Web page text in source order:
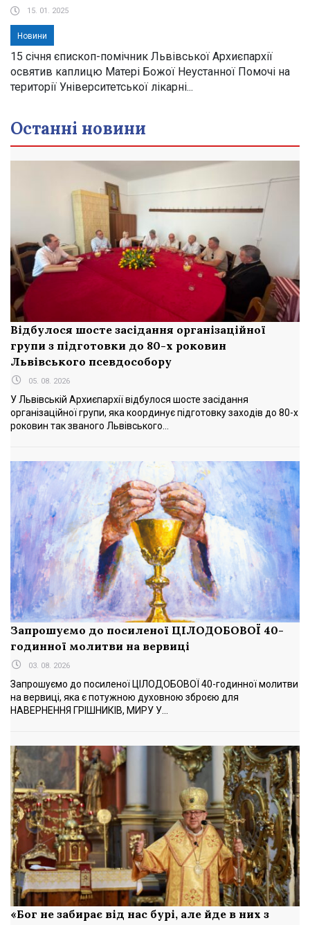
15. 01. 2025
Новини
15 січня єпископ-помічник Львівської Архиєпархії
освятив каплицю Матері Божої Неустанної Помочі на
території Університетської лікарні...
Останні новини
Відбулося шосте засідання організаційної
групи з підготовки до 80-х роковин
Львівського псевдособору
05. 08. 2026
У Львівській Архиєпархії відбулося шосте засідання
організаційної групи, яка координує підготовку заходів до 80-х
роковин так званого Львівського...
Запрошуємо до посиленої ЦІЛОДОБОВОЇ 40-
годинної молитви на вервиці
03. 08. 2026
Запрошуємо до посиленої ЦІЛОДОБОВОЇ 40-годинної молитви
на вервиці, яка є потужною духовною зброєю для
НАВЕРНЕННЯ ГРІШНИКІВ, МИРУ У...
«Бог не забирає від нас бурі, але йде в них з